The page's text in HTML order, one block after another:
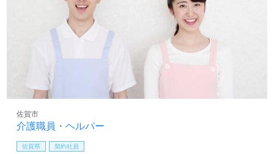
介護職員・ヘルパー
佐賀市
佐賀県 契約社員